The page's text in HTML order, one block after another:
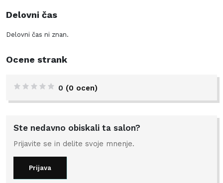
Delovni čas
Delovni čas ni znan.
Ocene strank
0 (0 ocen)
Ste nedavno obiskali ta salon?
Prijavite se in delite svoje mnenje.
Prijava